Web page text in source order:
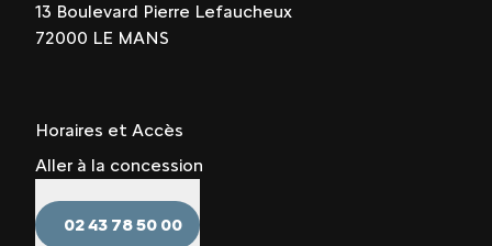
13 Boulevard Pierre Lefaucheux
72000 LE MANS
Horaires et Accès
Aller à la concession
02 43 78 50 00